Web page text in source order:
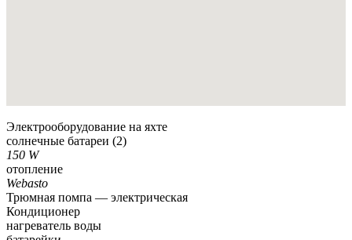
Электрооборудование на яхте
солнечные батареи (2)
150 W
отопление
Webasto
Трюмная помпа — электрическая
Кондиционер
нагреватель воды